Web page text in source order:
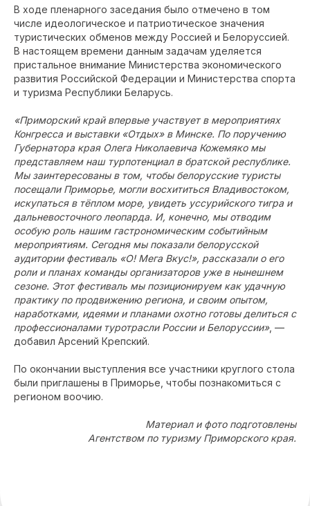
В ходе пленарного заседания было отмечено в том
числе идеологическое и патриотическое значения
туристических обменов между Россией и Белоруссией.
В настоящем времени данным задачам уделяется
пристальное внимание Министерства экономического
развития Российской Федерации и Министерства спорта
и туризма Республики Беларусь.
«Приморский край впервые участвует в мероприятиях
Конгресса и выставки «Отдых» в Минске. По поручению
Губернатора края Олега Николаевича Кожемяко мы
представляем наш турпотенциал в братской республике.
Мы заинтересованы в том, чтобы белорусские туристы
посещали Приморье, могли восхититься Владивостоком,
искупаться в тёплом море, увидеть уссурийского тигра и
дальневосточного леопарда. И, конечно, мы отводим
особую роль нашим гастрономическим событийным
мероприятиям. Сегодня мы показали белорусской
аудитории фестиваль «О! Мега Вкус!», рассказали о его
роли и планах команды организаторов уже в нынешнем
сезоне. Этот фестиваль мы позиционируем как удачную
практику по продвижению региона, и своим опытом,
наработками, идеями и планами охотно готовы делиться с
профессионалами туротрасли России и Белоруссии», —
добавил Арсений Крепский.
По окончании выступления все участники круглого стола
были приглашены в Приморье, чтобы познакомиться с
регионом воочию.
Материал и фото подготовлены
Агентством по туризму Приморского края.